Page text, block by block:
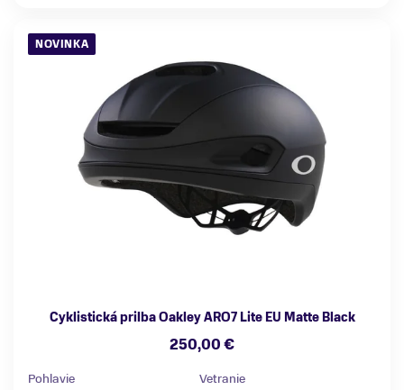
NOVINKA
Cyklistická prilba Oakley ARO7 Lite EU Matte Black
250,00 €
Pohlavie
Vetranie